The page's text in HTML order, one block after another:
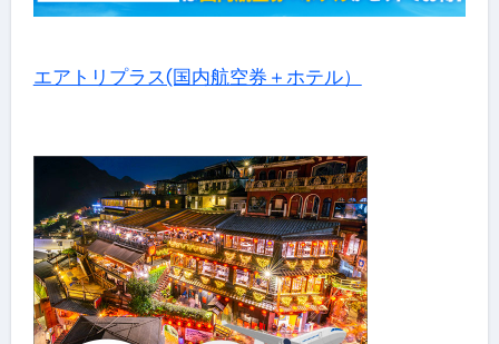
エアトリプラス(国内航空券＋ホテル）